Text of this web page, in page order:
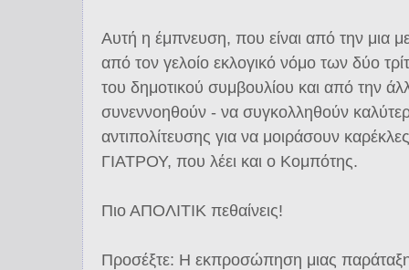
Αυτή η έμπνευση, που είναι από την μια
από τον γελοίο εκλογικό νόμο των δύο
του δημοτικού συμβουλίου και από την
συνεννοηθούν - να συγκολληθούν
αντιπολίτευσης για να μοιράσουν
ΓΙΑΤΡΟΥ, που λέει και ο Κομπότης.
Πιο ΑΠΟΛΙΤΙΚ πεθαίνεις!
Προσέξτε: Η εκπροσώπηση μιας